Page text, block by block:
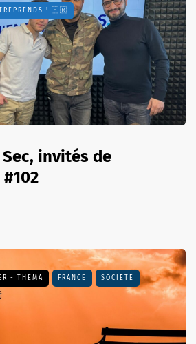
! 🇫🇷
invités de
- THEMA FRANCE SOCIÉTÉ